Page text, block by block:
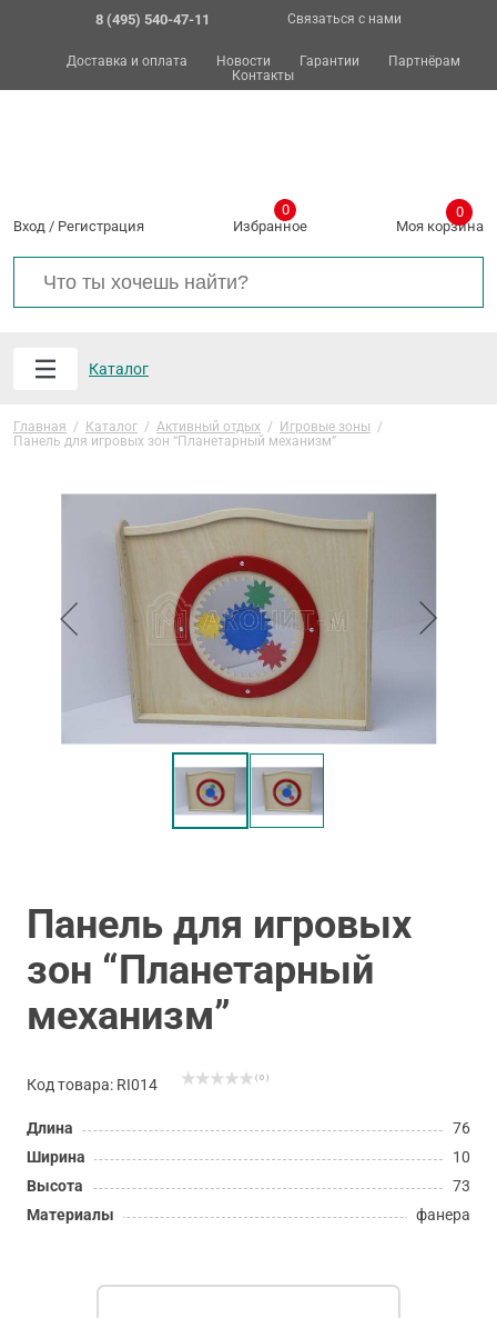
8 (495) 540-47-11 Связаться с нами
Доставка и оплата Новости Гарантии
Партнёрам
Контакты
Вход / Регистрация Избранное
0
Моя корзина
0
Каталог
Главная / Каталог / Активный отдых / Игровые зоны /
Панель для игровых зон “Планетарный механизм”
Панель для игровых
зон “Планетарный
механизм”
Код товара: RI014 ( 0 )
Длина
76
Ширина
10
Высота
73
Материалы
фанера